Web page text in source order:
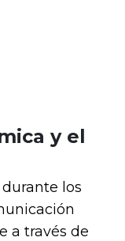
y el
los
a través de